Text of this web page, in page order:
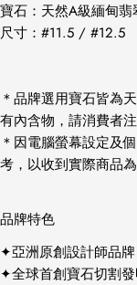
寶石：天然A級緬甸翡
尺寸： #11.5 / #12.5
＊品牌選用寶石皆為
有內含物，請消費者注
＊因電腦螢幕設定及
考，以收到實際商品為
品牌特色
✦亞洲原創設計師品牌
✦全球首創寶石切割